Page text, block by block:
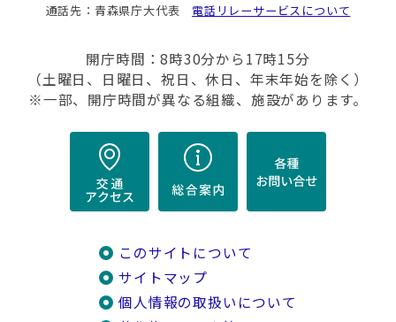
通話先：青森県庁大代表 電話リレーサービスについて
開庁時間：8時30分から17時15分
（土曜日、日曜日、祝日、休日、年末年始を除く）
※一部、開庁時間が異なる組織、施設があります。
このサイトについて
サイトマップ
個人情報の取扱いについて